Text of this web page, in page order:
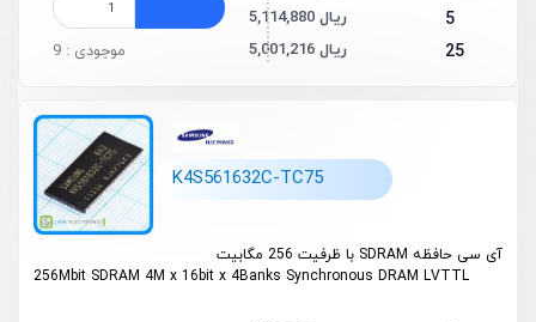
5 5,114,880 ریال
25 5,001,216 ریال موجودی : 9
K4S561632C-TC75
آی سی حافظه SDRAM با ظرفیت 256 مگابیت
256Mbit SDRAM 4M x 16bit x 4Banks Synchronous DRAM LVTTL